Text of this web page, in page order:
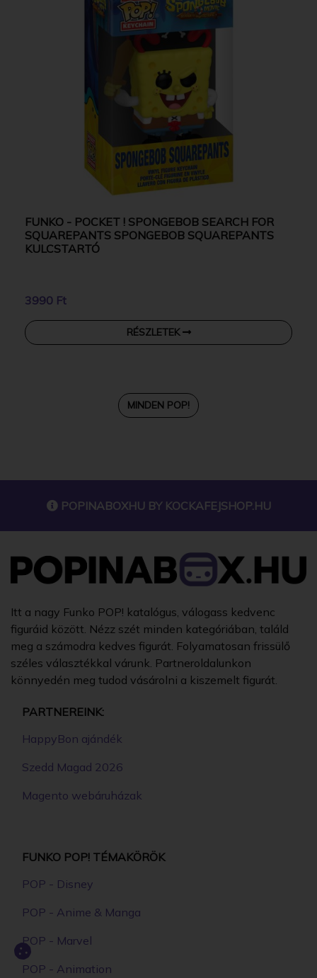
FUNKO - POCKET ! SPONGEBOB SEARCH FOR
SQUAREPANTS SPONGEBOB SQUAREPANTS
KULCSTARTÓ
3990 Ft
RÉSZLETEK
MINDEN POP!
POPINABOXHU BY KOCKAFEJSHOP.HU
Itt a nagy Funko POP! katalógus, válogass kedvenc
figuráid között. Nézz szét minden kategóriában, találd
meg a számodra kedves figurát. Folyamatosan frissülő
széles választékkal várunk. Partneroldalunkon
könnyedén meg tudod vásárolni a kiszemelt figurát.
PARTNEREINK:
HappyBon ajándék
Szedd Magad 2026
Magento webáruházak
FUNKO POP! TÉMAKÖRÖK
POP - Disney
POP - Anime & Manga
POP - Marvel
POP - Animation